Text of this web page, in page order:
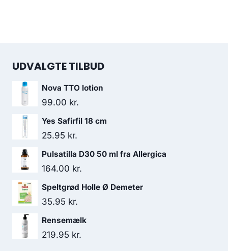
UDVALGTE TILBUD
Nova TTO lotion
99.00 kr.
Yes Safirfil 18 cm
25.95 kr.
Pulsatilla D30 50 ml fra Allergica
164.00 kr.
Speltgrød Holle Ø Demeter
35.95 kr.
Rensemælk
219.95 kr.